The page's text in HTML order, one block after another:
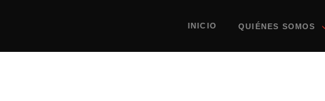
INICIO QUIÉNES SOMOS